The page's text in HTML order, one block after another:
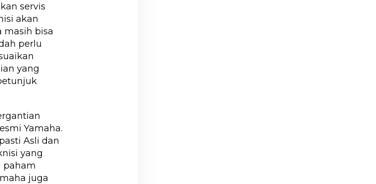
servis
akan
masih bisa
perlu
yang
Yamaha.
Asli dan
yang
paham
juga